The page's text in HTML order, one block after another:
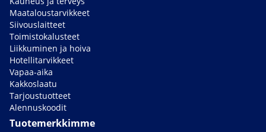
Maataloustarvikkeet
Siivouslaitteet
Toimistokalusteet
Liikkuminen ja hoiva
Hotellitarvikkeet
Vapaa-aika
Kakkoslaatu
Tarjoustuotteet
Alennuskoodit
Tuotemerkkimme